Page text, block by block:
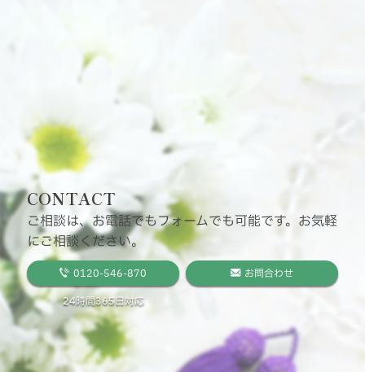
CONTACT
ご相談は、お電話でもフォームでも可能です。お気軽
にご相談ください。
0120-546-870
24時間365日対応
お問合わせ